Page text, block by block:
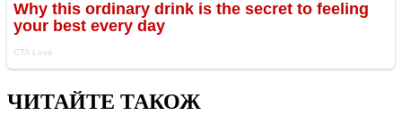
ЧИТАЙТЕ ТАКОЖ